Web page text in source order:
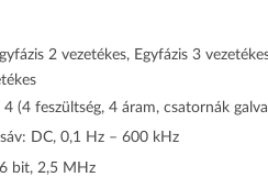
2 vezetékes, Egyfázis 3
(4 feszültség, 4 áram, csatornák
DC, 0,1 Hz – 600 kHz
bit, 2,5 MHz